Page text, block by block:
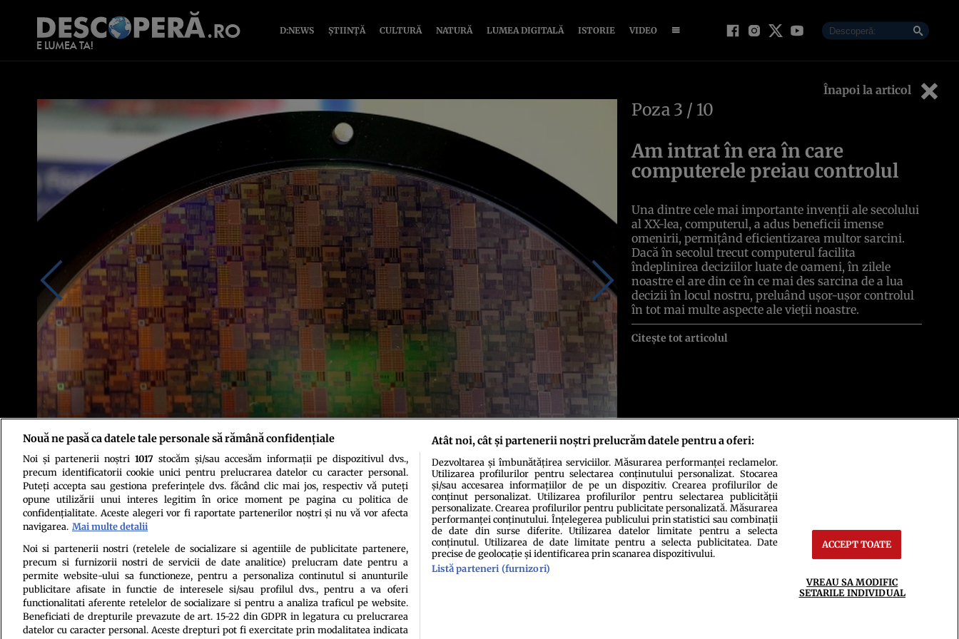
D:NEWS ȘTIINȚĂ CULTURĂ NATURĂ LUMEA DIGITALĂ ISTORIE VIDEO
Înapoi la articol
Poza 3 / 10
Am intrat în era în care
computerele preiau controlul
Una dintre cele mai importante invenţii ale secolului
al XX-lea, computerul, a adus beneficii imense
omenirii, permiţând eficientizarea multor sarcini.
Dacă în secolul trecut computerul facilita
îndeplinirea deciziilor luate de oameni, în zilele
noastre el are din ce în ce mai des sarcina de a lua
decizii în locul nostru, preluând uşor-uşor controlul
în tot mai multe aspecte ale vieţii noastre.
Citește tot articolul
Politica de cookies Termeni şi condiţii Echipa redacțională ContactSetări Cookies
Nouă ne pasă ca datele tale personale să rămână confidențiale
Noi și partenerii noștri 1017stocăm și/sau accesăm informații pe dispozitivul dvs.,
precum identificatorii cookie unici pentru prelucrarea datelor cu caracter personal.
Puteți accepta sau gestiona preferințele dvs. făcând clic mai jos, respectiv vă puteți
opune utilizării unui interes legitim în orice moment pe pagina cu politica de
confidențialitate. Aceste alegeri vor fi raportate partenerilor noștri și nu vă vor afecta
navigarea. Mai multe detalii
Noi si partenerii nostri (retelele de socializare si agentiile de publicitate partenere,
precum si furnizorii nostri de servicii de date analitice) prelucram date pentru a
permite website-ului sa functioneze, pentru a personaliza continutul si anunturile
publicitare afisate in functie de interesele si/sau profilul dvs., pentru a va oferi
functionalitati aferente retelelor de socializare si pentru a analiza traficul pe website.
Beneficiati de drepturile prevazute de art. 15-22 din GDPR in legatura cu prelucrarea
datelor cu caracter personal. Aceste drepturi pot fi exercitate prin modalitatea indicata
Atât noi, cât și partenerii noștri prelucrăm datele pentru a oferi:
Dezvoltarea și îmbunătățirea serviciilor. Măsurarea performanței reclamelor.
Utilizarea profilurilor pentru selectarea conținutului personalizat. Stocarea
și/sau accesarea informațiilor de pe un dispozitiv. Crearea profilurilor de
conținut personalizat. Utilizarea profilurilor pentru selectarea publicității
personalizate. Crearea profilurilor pentru publicitate personalizată. Măsurarea
performanței conținutului. Înțelegerea publicului prin statistici sau combinații
de date din surse diferite. Utilizarea datelor limitate pentru a selecta
conținutul. Utilizarea de date limitate pentru a selecta publicitatea. Date
precise de geolocație și identificarea prin scanarea dispozitivului.
Listă parteneri (furnizori)
ACCEPT TOATE
VREAU SA MODIFIC
SETARILE INDIVIDUAL